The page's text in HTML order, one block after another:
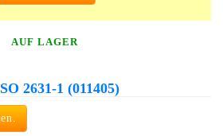
AUF LAGER
2631-1 (011405)